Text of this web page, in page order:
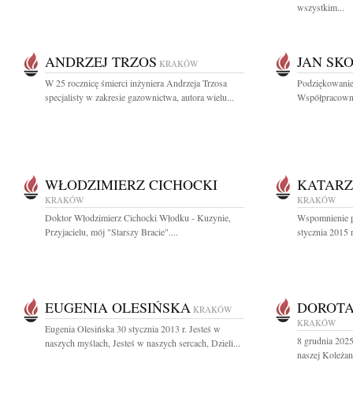
wszystkim...
ANDRZEJ TRZOS KRAKÓW
W 25 rocznicę śmierci inżyniera Andrzeja Trzosa
specjalisty w zakresie gazownictwa, autora wielu...
JAN
WŁODZIMIERZ CICHOCKI
KRAKÓW
Doktor Włodzimierz Cichocki Włodku - Kuzynie,
Przyjacielu, mój "Starszy Bracie"....
KRAKÓW
Wspomnienie
stycznia 2015
EUGENIA OLESIŃSKA KRAKÓW
Eugenia Olesińska 30 stycznia 2013 r. Jesteś w
naszych myślach, Jesteś w naszych sercach, Dzieli...
KRAKÓW
8 grudnia
naszej